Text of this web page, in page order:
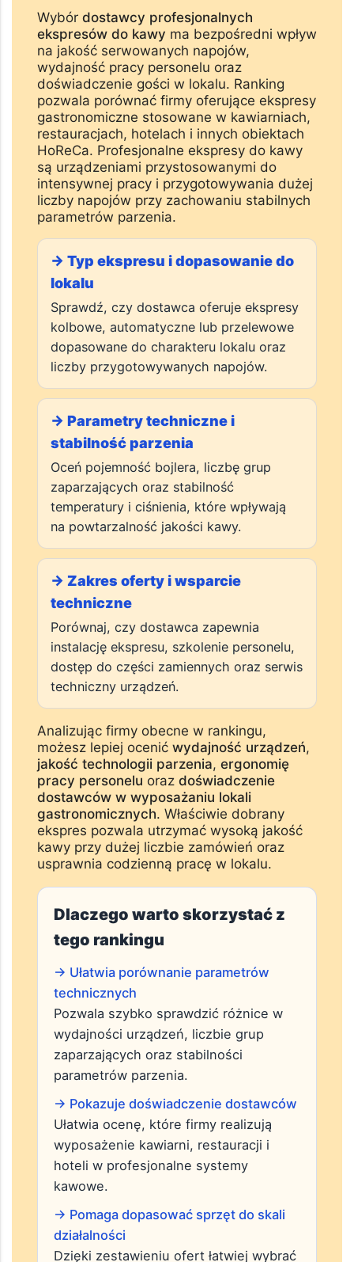
Profesjonalnych
Ekspresów do Kawy
Wybórdostawcy profesjonalnych
ekspresów do kawyma bezpośredni wpływ
na jakość serwowanych napojów,
wydajność pracy personelu oraz
doświadczenie gości w lokalu. Ranking
pozwala porównać firmy oferujące ekspresy
gastronomiczne stosowane w kawiarniach,
restauracjach, hotelach i innych obiektach
HoReCa. Profesjonalne ekspresy do kawy
są urządzeniami przystosowanymi do
intensywnej pracy i przygotowywania dużej
liczby napojów przy zachowaniu stabilnych
parametrów parzenia.
→ Typ ekspresu i dopasowanie do
lokalu
Sprawdź, czy dostawca oferuje ekspresy
kolbowe, automatyczne lub przelewowe
liczby przygotowywanych napojów.
→ Parametry techniczne i
stabilność parzenia
Oceń pojemność bojlera, liczbę grup
zaparzających oraz stabilność
na powtarzalność jakości kawy.
→ Zakres oferty i wsparcie
techniczne
Porównaj, czy dostawca zapewnia
instalację ekspresu, szkolenie personelu,
dostęp do części zamiennych oraz serwis
techniczny urządzeń.
Analizując firmy obecne w rankingu,
możesz lepiej ocenićwydajność urządzeń
jakość technologii parzenia,ergonomię
pracy personelu orazdoświadczenie
dostawców w wyposażaniu lokali
gastronomicznych
. Właściwie dobrany
ekspres pozwala utrzymać wysoką jakość
kawy przy dużej liczbie zamówień oraz
usprawnia codzienną pracę w lokalu.
Dlaczego warto skorzystać z
tego rankingu
→ Ułatwia porównanie parametrów
technicznych
Pozwala szybko sprawdzić różnice w
wydajności urządzeń, liczbie grup
zaparzających oraz stabilności
parametrów parzenia.
→ Pokazuje doświadczenie dostawców
Ułatwia ocenę, które firmy realizują
wyposażenie kawiarni, restauracji i
hoteli w profesjonalne systemy
kawowe.